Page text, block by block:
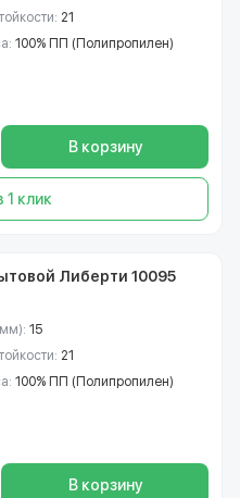
21
100% ПП (Полипропилен)
В корзину
1 клик
Либерти 10095
15
21
100% ПП (Полипропилен)
В корзину